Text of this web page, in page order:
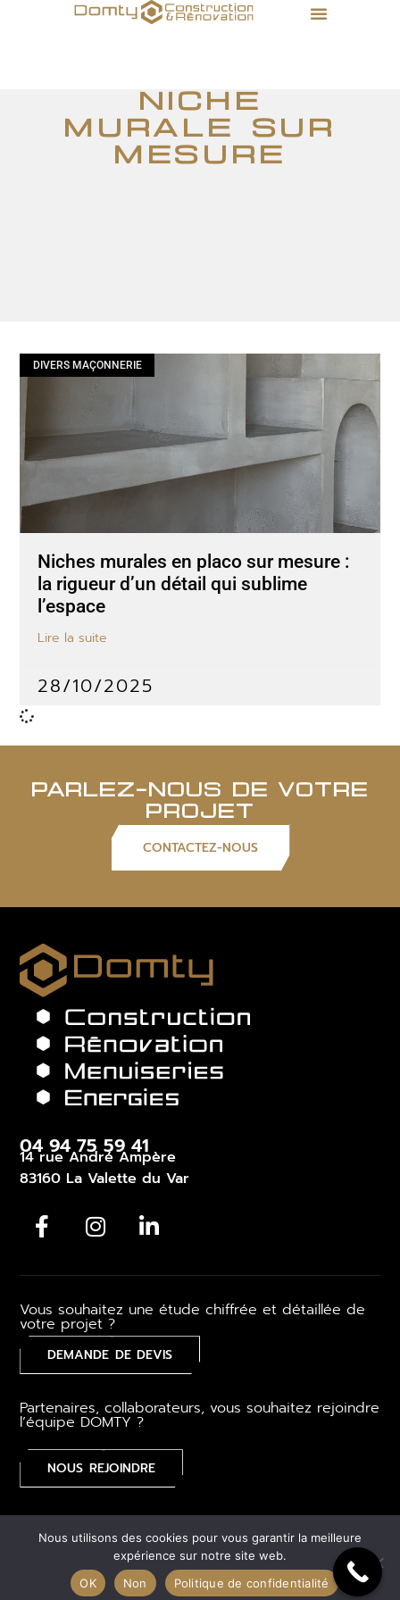
niche
murale sur
mesure
DIVERS MAÇONNERIE
Niches murales en placo sur mesure :
la rigueur d’un détail qui sublime
l’espace
Lire la suite
28/10/2025
PARLEZ-NOUS DE VOTRE
PROJET
CONTACTEZ-NOUS
04 94 75 59 41
14 rue André Ampère
83160 La Valette du Var
Vous souhaitez une étude chiffrée et détaillée de
votre projet ?
DEMANDE DE DEVIS
Mentions légales–CGV–Gestion des cookies– Plan du
Partenaires, collaborateurs, vous souhaitez rejoindre
l’équipe DOMTY ?
NOUS REJOINDRE
Nous utilisons des cookies pour vous garantir la meilleure
expérience sur notre site web.
OK
Non Politique de confidentialité